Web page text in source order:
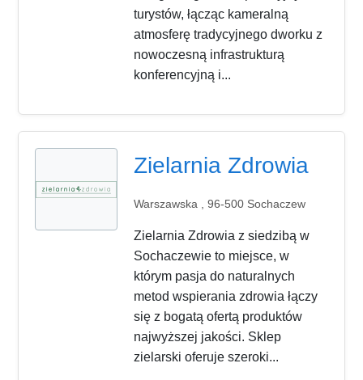
turystów, łącząc kameralną
atmosferę tradycyjnego dworku z
nowoczesną infrastrukturą
konferencyjną i...
Zielarnia Zdrowia
Warszawska , 96-500 Sochaczew
Zielarnia Zdrowia z siedzibą w
Sochaczewie to miejsce, w
którym pasja do naturalnych
metod wspierania zdrowia łączy
się z bogatą ofertą produktów
najwyższej jakości. Sklep
zielarski oferuje szeroki...